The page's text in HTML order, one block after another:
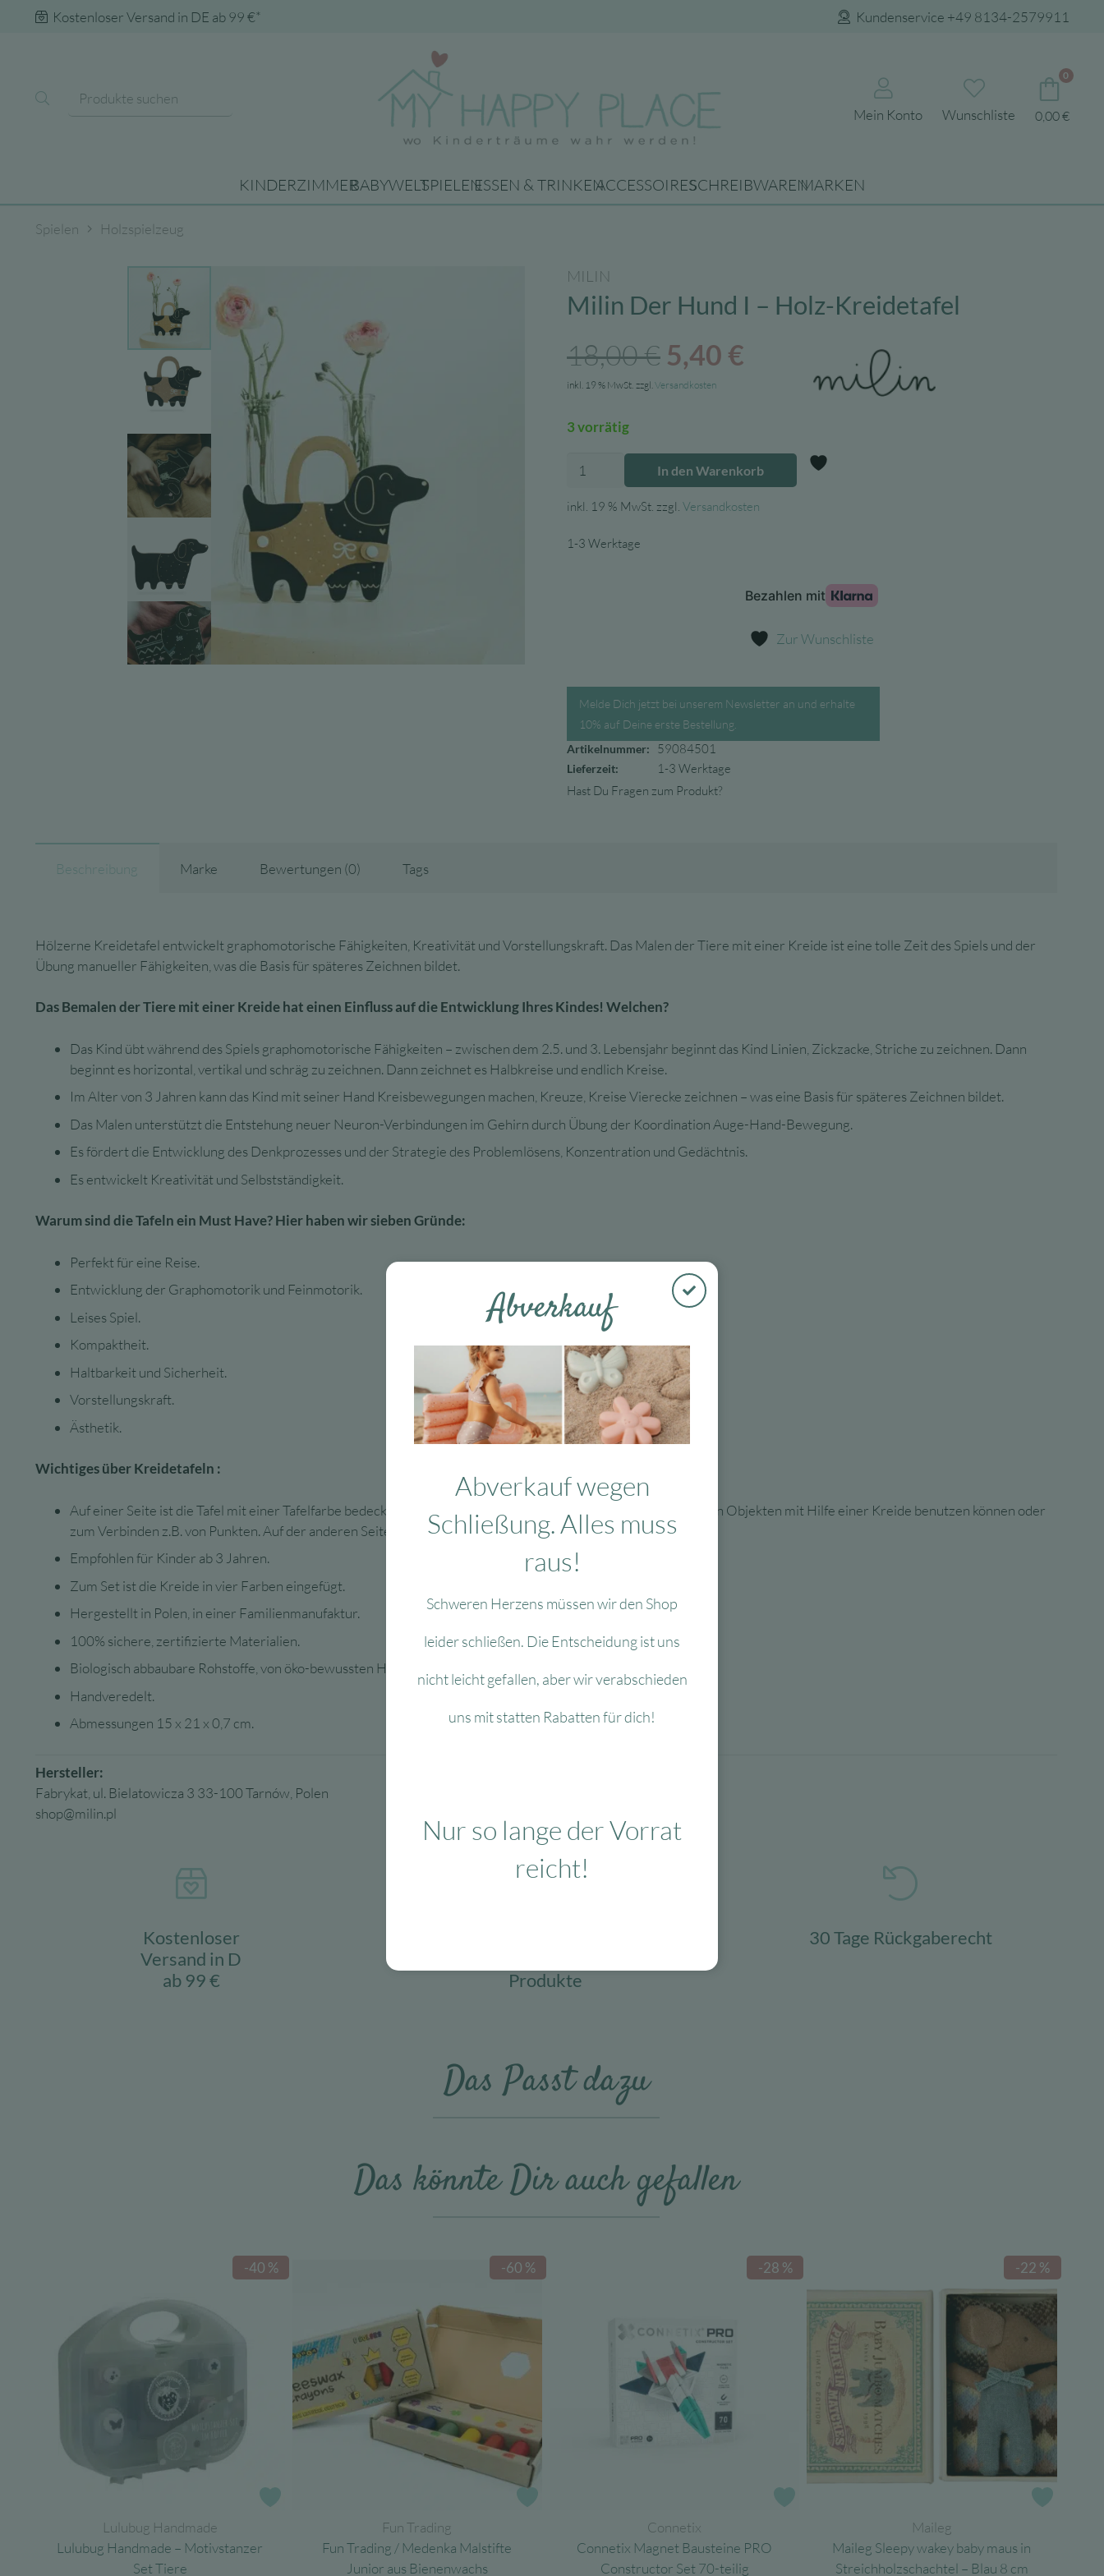
Kostenloser Versand in DE ab 99 €* Kundenservice +49 8134-2579911
Mein Konto Wunschliste
0
0,00€
KINDERZIMMERBABYWELTSPIELENESSEN & TRINKENACCESSOIRESSCHREIBWARENMARKEN
Spielen Holzspielzeug
MILIN
Milin Der Hund I – Holz-Kreidetafel
18,00€ Ursprünglicher
Preis
18,00 €
5,40 €
5,40 €.
inkl. 19 % MwSt. zzgl. Versandkosten
3 vorrätig
Milin
Hund
–
In den Warenkorb
inkl. 19 % MwSt. zzgl. Versandkosten
1-3 Werktage
Zur Wunschliste
Melde Dich jetzt bei unserem Newsletter an und erhalte
10% auf Deine erste Bestellung.
Artikelnummer:
59084501
Lieferzeit:
1-3 Werktage
Hast Du Fragen zum Produkt?
Beschreibung Marke Bewertungen (0) Tags
Hölzerne Kreidetafel entwickelt graphomotorische Fähigkeiten, Kreativität und Vorstellungskraft. Das Malen der Tiere mit einer Kreide ist eine tolle Zeit des Spiels und der
Übung manueller Fähigkeiten, was die Basis für späteres Zeichnen bildet.
Das Bemalen der Tiere mit einer Kreide hat einen Einfluss auf die Entwicklung Ihres Kindes! Welchen?
Das Kind übt während des Spiels graphomotorische Fähigkeiten – zwischen dem 2.5. und 3. Lebensjahr beginnt das Kind Linien, Zickzacke, Striche zu zeichnen. Dann
beginnt es horizontal, vertikal und schräg zu zeichnen. Dann zeichnet es Halbkreise und endlich Kreise.
Im Alter von 3 Jahren kann das Kind mit seiner Hand Kreisbewegungen machen, Kreuze, Kreise Vierecke zeichnen – was eine Basis für späteres Zeichnen bildet.
Das Malen unterstützt die Entstehung neuer Neuron-Verbindungen im Gehirn durch Übung der Koordination Auge-Hand-Bewegung.
Es fördert die Entwicklung des Denkprozesses und der Strategie des Problemlösens, Konzentration und Gedächtnis.
Es entwickelt Kreativität und Selbstständigkeit.
Warum sind die Tafeln ein Must Have? Hier haben wir sieben Gründe:
Perfekt für eine Reise.
Entwicklung der Graphomotorik und Feinmotorik.
Leises Spiel.
Kompaktheit.
Haltbarkeit und Sicherheit.
Vorstellungskraft.
Ästhetik.
Wichtiges über Kreidetafeln :
Auf einer Seite ist die Tafel mit einer Tafelfarbe bedeckt und hat eingravierte Elemente, die Sie zum Abbilden von Objekten mit Hilfe einer Kreide benutzen können oder
zum Verbinden z.B. von Punkten. Auf der anderen Seite dagegen ist sie weiß.
Empfohlen für Kinder ab 3 Jahren.
Zum Set ist die Kreide in vier Farben eingefügt.
Hergestellt in Polen, in einer Familienmanufaktur.
100% sichere, zertifizierte Materialien.
Biologisch abbaubare Rohstoffe, von öko-bewussten Herstellern.
Handveredelt.
Abmessungen 15 x 21 x 0,7 cm.
Hersteller:
Fabrykat, ul. Bielatowicza 3 33-100 Tarnów, Polen
shop@milin.pl
Kostenloser
Versand in D
ab 99 €
Produkte
30 Tage Rückgaberecht
Das Passt dazu
Das könnte Dir auch gefallen
-40 %
Lulubug Handmade
Lulubug Handmade – Motivstanzer
Set Tiere
-60 %
Fun Trading
Fun Trading / Medenka Malstifte
Junior aus Bienenwachs
-28 %
Connetix
Connetix Magnet Bausteine PRO
Constructor Set 70-teilig
-22 %
Maileg
Maileg Sleepy wakey baby maus in
Streichholzschachtel – Blau 8 cm
Abverkauf
Abverkauf wegen
Schließung. Alles muss
raus!
Schweren Herzens müssen wir den Shop
leider schließen. Die Entscheidung ist uns
nicht leicht gefallen, aber wir verabschieden
uns mit statten Rabatten für dich!
Nur so lange der Vorrat
reicht!